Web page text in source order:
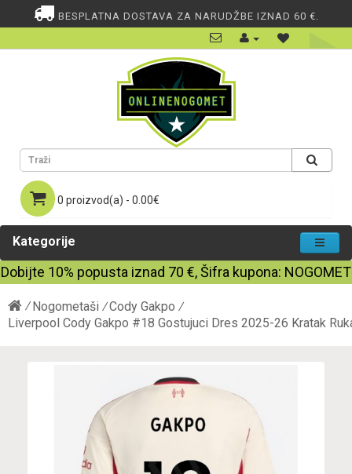
BESPLATNA DOSTAVA ZA NARUDŽBE IZNAD 60 €.
0 proizvod(a) - 0.00€
Kategorije
Dobijte 10% popusta iznad 70 €, Šifra kupona: NOGOMET
Nogometaši
Cody Gakpo
Liverpool Cody Gakpo #18 Gostujuci Dres 2025-26 Kratak